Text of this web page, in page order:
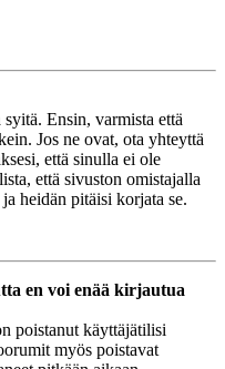
Ensin, varmista että
Jos ne ovat, ota yhteyttä
että sinulla ei ole
että sivuston omistajalla
heidän pitäisi korjata se.
en voi enää kirjautua
poistanut käyttäjätilisi
myös poistavat